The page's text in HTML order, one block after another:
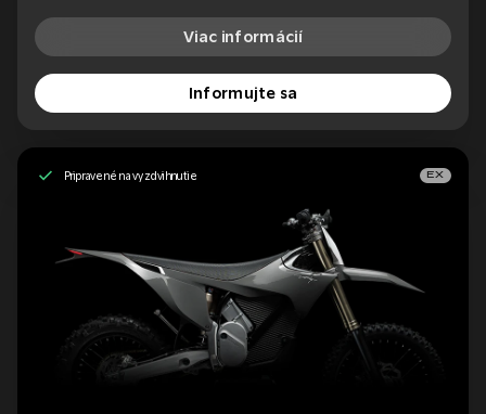
Viac informácií
Informujte sa
Pripravené na vyzdvihnutie EX